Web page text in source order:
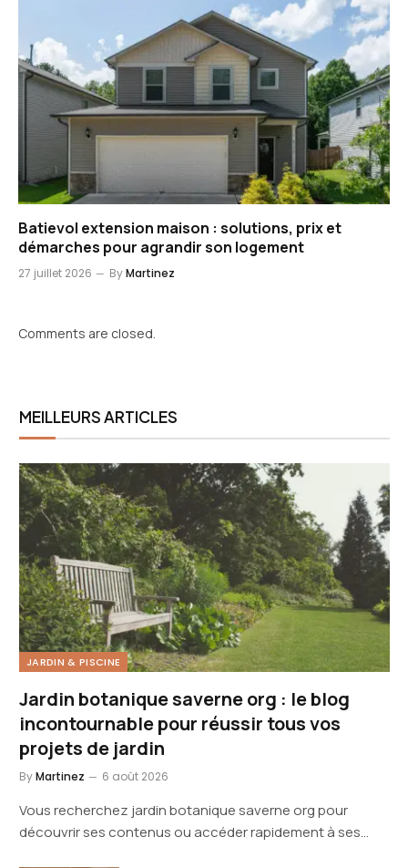
Batievol extension maison : solutions, prix et
démarches pour agrandir son logement
27 juillet 2026 ByMartinez
Comments are closed.
MEILLEURS ARTICLES
JARDIN & PISCINE
Jardin botanique saverne org : le blog
incontournable pour réussir tous vos
projets de jardin
ByMartinez 6 août 2026
Vous recherchez jardin botanique saverne org pour
découvrir ses contenus ou accéder rapidement à ses…